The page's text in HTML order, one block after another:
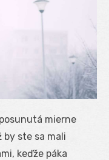
mierne
by ste sa mali
keďže páka